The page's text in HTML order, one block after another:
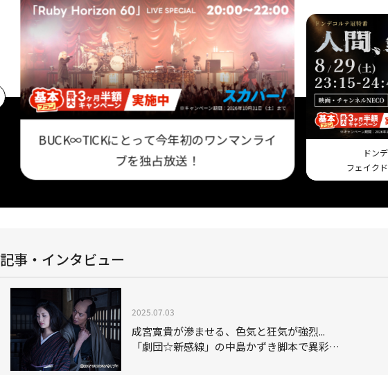
BUCK∞TICKにとって今年初のワンマンライ
ブを独占放送！
ドン
フェイク
記事・インタビュー
2025.07.03
成宮寛貴が滲ませる、色気と狂気が強烈...
「劇団☆新感線」の中島かずき脚本で異彩を